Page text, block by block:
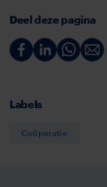
Deel deze pagina
Deel Deel Deel Deel
Labels
Coöperatie